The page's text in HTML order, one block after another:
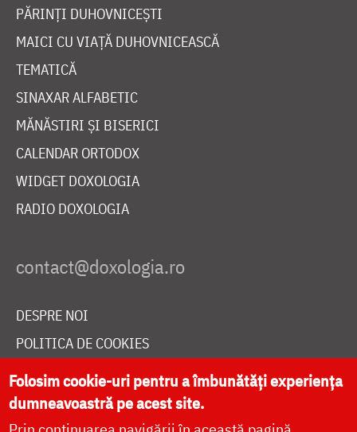
PĂRINȚI DUHOVNICEȘTI
MAICI CU VIAȚĂ DUHOVNICEASCĂ
TEMATICĂ
SINAXAR ALFABETIC
MĂNĂSTIRI ȘI BISERICI
CALENDAR ORTODOX
WIDGET DOXOLOGIA
RADIO DOXOLOGIA
DESPRE NOI
POLITICA DE COOKIES
DONEAZĂ ONLINE PENTRU CATEDRALA NAȚIONALĂ
Folosim cookie-uri pentru a îmbunătăți experiența
dumneavoastră pe acest site.